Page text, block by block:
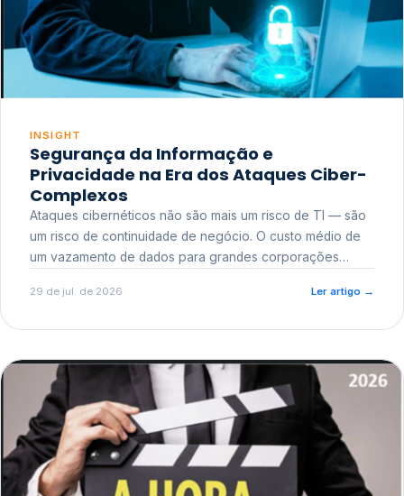
INSIGHT
Segurança da Informação e
Privacidade na Era dos Ataques Ciber-
Complexos
Ataques cibernéticos não são mais um risco de TI — são
um risco de continuidade de negócio. O custo médio de
um vazamento de dados para grandes corporações
reputacional e o risco regulatório junto a órgãos como a
29 de jul. de 2026 Ler artigo →